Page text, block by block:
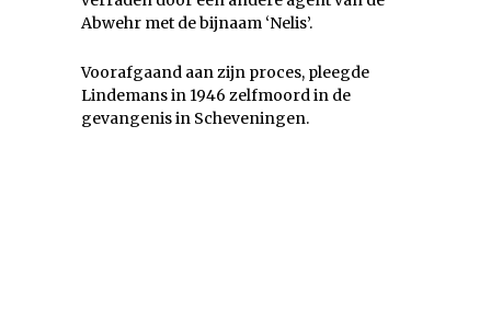
Abwehr met de bijnaam ‘Nelis’.
Voorafgaand aan zijn proces, pleegde
Lindemans in 1946 zelfmoord in de
gevangenis in Scheveningen.